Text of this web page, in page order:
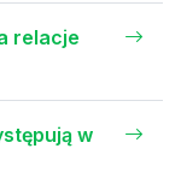
relacje
w